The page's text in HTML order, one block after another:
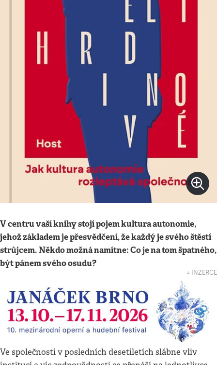
V centru vaší knihy stojí pojem kultura autonomie,
jehož základem je přesvědčení, že každý je svého štěstí
strůjcem. Někdo možná namítne: Co je na tom špatného,
být pánem svého osudu?
↓ INZERCE
Ve společnosti v posledních desetiletích slábne vliv